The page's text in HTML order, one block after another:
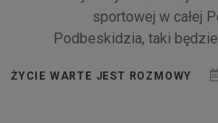
sportowej w całej
Podbeskidzia, taki
ŻYCIE WARTE JEST ROZMOWY